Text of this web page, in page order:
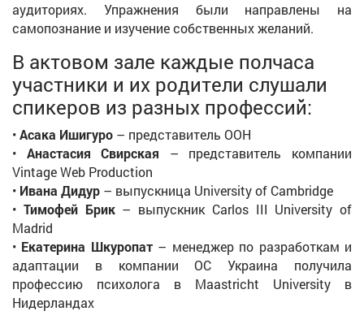
аудиториях. Упражнения были направлены на
самопознание и изучение собственных желаний.
В актовом зале каждые полчаса
участники и их родители слушали
спикеров из разных профессий:
•Асака Ишигуро – представитель ООН
• Анастасия Свирская – представитель компании
Vintage Web Production
• Ивана Дидур – выпускница University of Cambridge
• Тимофей Брик– выпускник Carlos III University of
Madrid
• Екатерина Шкуропат– менеджер по разработкам и
адаптации в компании ОС Украина получила
профессию психолога в Maastricht University в
Нидерландах